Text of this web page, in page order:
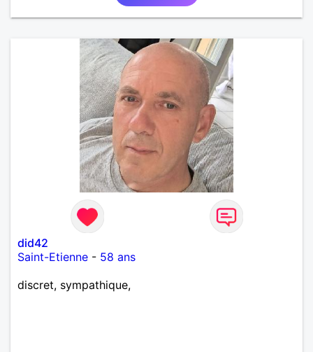
did42
Saint-Etienne - 58 ans
discret, sympathique,